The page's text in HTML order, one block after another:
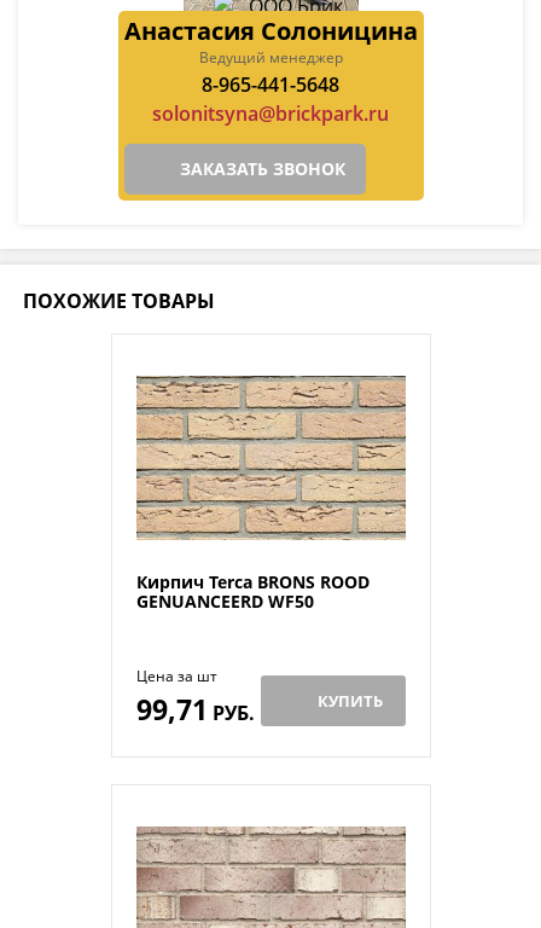
Анастасия Солоницина
Ведущий менеджер
8-965-441-5648
solonitsyna@brickpark.ru
ЗАКАЗАТЬ ЗВОНОК
ПОХОЖИЕ ТОВАРЫ
Кирпич Terca BRONS ROOD
GENUANCEERD WF50
Цена за шт
99,71 РУБ. КУПИТЬ